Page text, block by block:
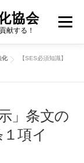
協会
献する！
メニュー
ブログ
ン
化
【SES必須知識】
」条文の
項イ